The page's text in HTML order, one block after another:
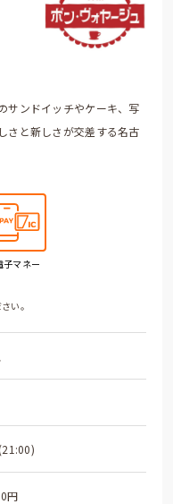
サンドイッチやケーキ、写
さと新しさが交差する名古
子マネー
い。
円